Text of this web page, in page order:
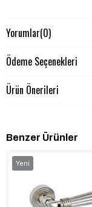
Yorumlar(0)
Ödeme Seçenekleri
Ürün Önerileri
Benzer Ürünler
Yeni